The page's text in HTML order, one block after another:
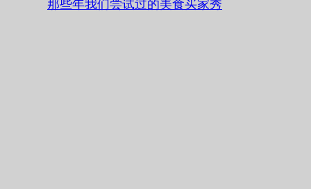
那些年我们尝试过的美食买家秀